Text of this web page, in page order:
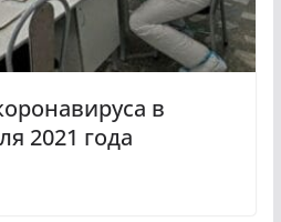
в
2021 года